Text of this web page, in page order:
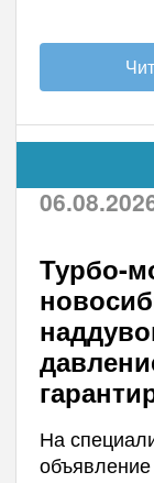
Турбо-
На